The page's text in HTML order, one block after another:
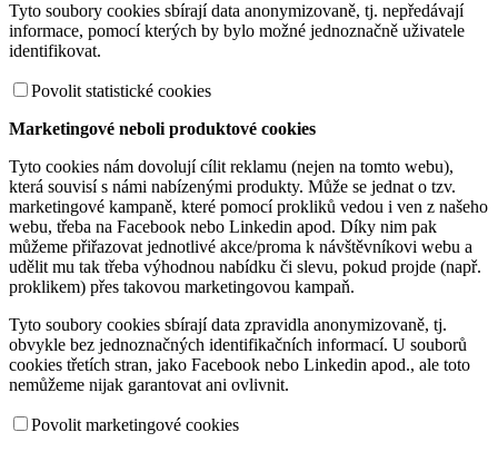
Tyto soubory cookies sbírají data anonymizovaně, tj. nepředávají
informace, pomocí kterých by bylo možné jednoznačně uživatele
identifikovat.
Povolit statistické cookies
Marketingové neboli produktové cookies
Tyto cookies nám dovolují cílit reklamu (nejen na tomto webu),
která souvisí s námi nabízenými produkty. Může se jednat o tzv.
marketingové kampaně, které pomocí prokliků vedou i ven z našeho
webu, třeba na Facebook nebo Linkedin apod. Díky nim pak
můžeme přiřazovat jednotlivé akce/proma k návštěvníkovi webu a
udělit mu tak třeba výhodnou nabídku či slevu, pokud projde (např.
proklikem) přes takovou marketingovou kampaň.
Tyto soubory cookies sbírají data zpravidla anonymizovaně, tj.
obvykle bez jednoznačných identifikačních informací. U souborů
cookies třetích stran, jako Facebook nebo Linkedin apod., ale toto
nemůžeme nijak garantovat ani ovlivnit.
Povolit marketingové cookies